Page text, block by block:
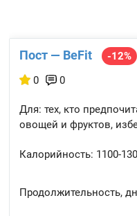
Пост — BeFit
-12%
0
0
Для: тех, кто
овощей и фруктов,
Калорийность: 1100-
Продолжительность,